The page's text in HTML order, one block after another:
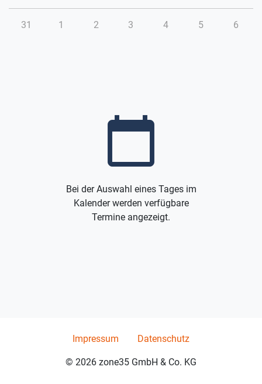
31 1 2 3 4 5 6
calendar_today
Bei der Auswahl eines Tages im
Kalender werden verfügbare
Termine angezeigt.
© 2026 zone35 GmbH & Co. KG
Impressum Datenschutz